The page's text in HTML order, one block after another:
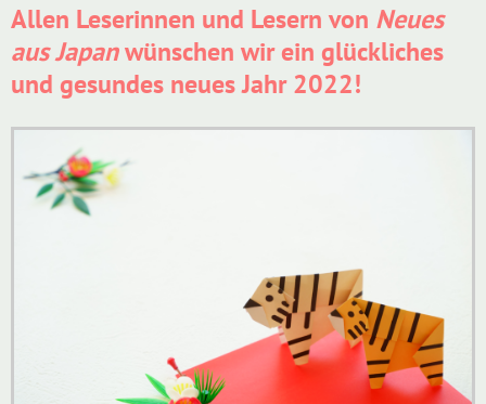
Allen Leserinnen und Lesern von Neues
aus Japanwünschen wir ein glückliches
und gesundes neues Jahr 2022!